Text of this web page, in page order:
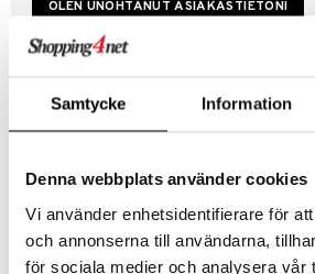
Samtycke Information
Denna webbplats använder cookies
Vi använder enhetsidentifierare för
och annonserna till användarna,
för sociala medier och analysera vår
Luo uusi asiakas
Hyviä tarjouksia
Kestotilaus
Arvostele tuotteita
Toivelistat